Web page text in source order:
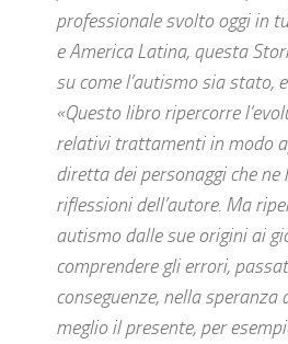
professionale svolto oggi in
e America Latina, questa
su come l’autismo sia
«Questo libro ripercorre
relativi trattamenti in modo
diretta dei personaggi che
riflessioni dell’autore. Ma
autismo dalle sue origini ai
comprendere gli errori,
conseguenze, nella
meglio il presente, per